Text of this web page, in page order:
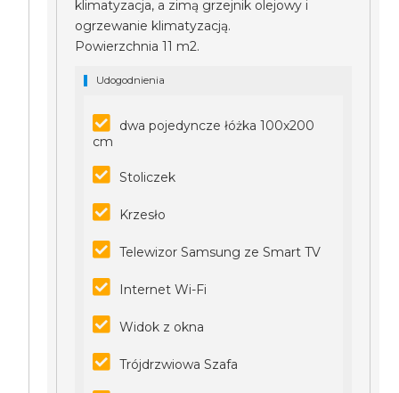
klimatyzacja, a zimą grzejnik olejowy i
ogrzewanie klimatyzacją.
Powierzchnia 11 m2.
Udogodnienia
dwa pojedyncze łóżka 100x200
cm
Stoliczek
Krzesło
Telewizor Samsung ze Smart TV
Internet Wi-Fi
Widok z okna
Trójdrzwiowa Szafa